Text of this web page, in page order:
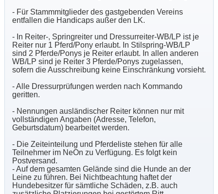
- Für Stammmitglieder des gastgebenden Vereins
entfallen die Handicaps außer den LK.
- In Reiter-, Springreiter und Dressurreiter-WB/LP ist je
Reiter nur 1 Pferd/Pony erlaubt. In Stilspring-WB/LP
sind 2 Pferde/Ponys je Reiter erlaubt. In allen anderen
WB/LP sind je Reiter 3 Pferde/Ponys zugelassen,
sofern die Ausschreibung keine Einschränkung vorsieht.
- Alle Dressurprüfungen werden nach Kommando
geritten.
- Nennungen ausländischer Reiter können nur mit
vollständigen Angaben (Adresse, Telefon,
Geburtsdatum) bearbeitet werden.
- Die Zeiteinteilung und Pferdeliste stehen für alle
Teilnehmer im NeOn zu Verfügung. Es folgt kein
Postversand.
- Auf dem gesamten Gelände sind die Hunde an der
Leine zu führen. Bei Nichtbeachtung haftet der
Hundebesitzer für sämtliche Schäden, z.B. auch